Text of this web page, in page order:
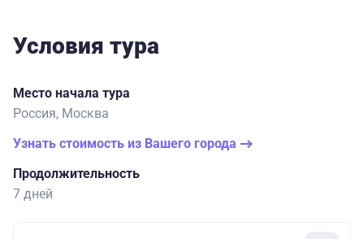
Условия тура
Место начала тура
Россия, Москва
Узнать стоимость из Вашего города
Продолжительность
7 дней